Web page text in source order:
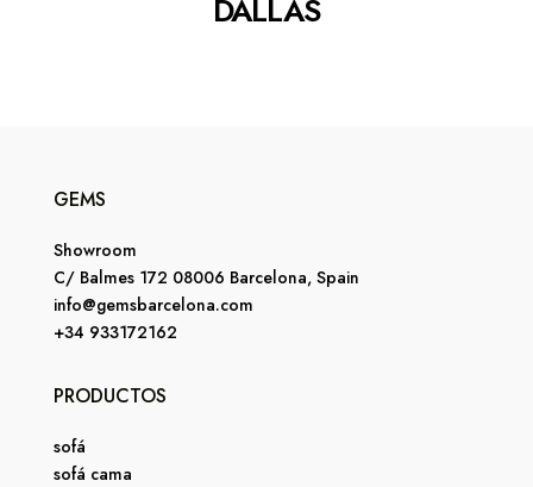
DALLAS
GEMS
Showroom
C/ Balmes 172 08006 Barcelona, Spain
info@gemsbarcelona.com
+34 933172162
PRODUCTOS
sofá
sofá cama